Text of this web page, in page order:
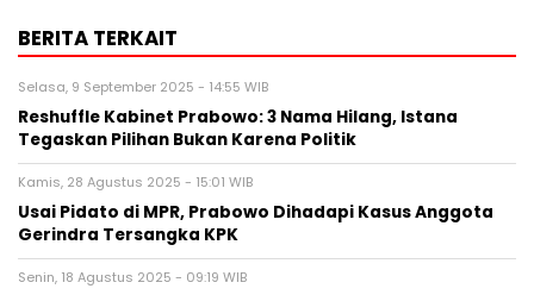
BERITA TERKAIT
Selasa, 9 September 2025 - 14:55 WIB
Reshuffle Kabinet Prabowo: 3 Nama Hilang, Istana
Tegaskan Pilihan Bukan Karena Politik
Kamis, 28 Agustus 2025 - 15:01 WIB
Usai Pidato di MPR, Prabowo Dihadapi Kasus Anggota
Gerindra Tersangka KPK
Senin, 18 Agustus 2025 - 09:19 WIB